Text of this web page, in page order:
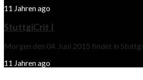
11 Jahren ago
StuttgiCrit I
Morgen den 04. Juni 2015 findet in
11 Jahren ago